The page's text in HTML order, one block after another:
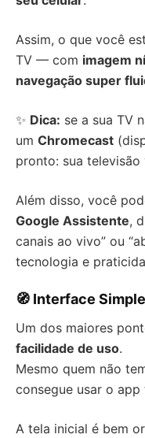
Assim, o que você
TV — com imagem
navegação super
✨ Dica: se a sua TV
um Chromecast
pronto: sua televisão
Além disso, você
Google Assistente,
canais ao vivo” ou
tecnologia e
🧭 Interface
Um dos maiores
facilidade de uso.
Mesmo quem não
consegue usar o app
A tela inicial é bem